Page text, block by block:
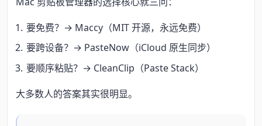
要免费？→ Maccy（MIT 开源，永远免费）
要跨设备？→ PasteNow（iCloud 原生同步）
要顺序粘贴？→ CleanClip（Paste Stack）
大多数人的答案其实很明显。